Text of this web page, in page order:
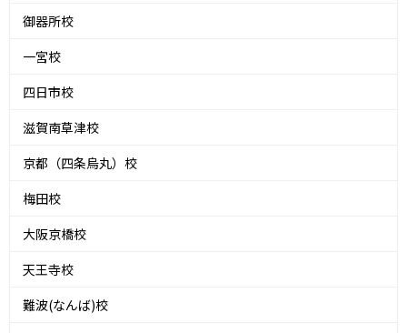
御器所校
一宮校
四日市校
滋賀南草津校
京都（四条烏丸）校
梅田校
大阪京橋校
天王寺校
難波(なんば)校